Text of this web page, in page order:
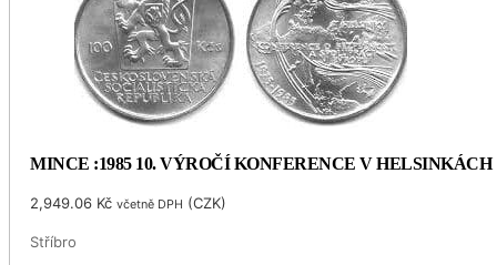
MINCE :1985 10. VÝROČÍ KONFERENCE V HELSINKÁCH
2,949.06 Kč včetně DPH (CZK)
Stříbro